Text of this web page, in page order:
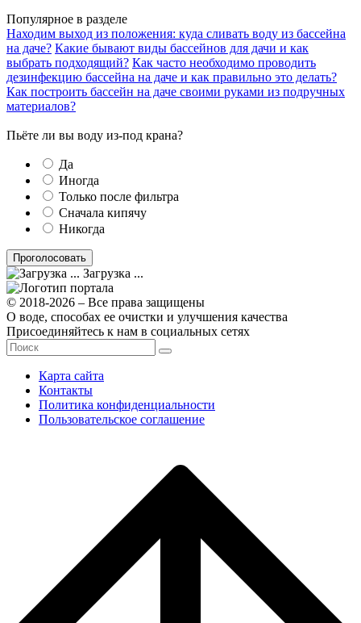
Популярное в разделе
Находим выход из положения: куда сливать воду из бассейна
на даче? Какие бывают виды бассейнов для дачи и как
выбрать подходящий? Как часто необходимо проводить
дезинфекцию бассейна на даче и как правильно это делать?
Как построить бассейн на даче своими руками из подручных
материалов?
Пьёте ли вы воду из-под крана?
Да
Иногда
Только после фильтра
Сначала кипячу
Никогда
Загрузка ...
© 2018-2026 – Все права защищены
О воде, способах ее очистки и улучшения качества
Присоединяйтесь к нам в социальных сетях
Карта сайта
Контакты
Политика конфиденциальности
Пользовательское соглашение